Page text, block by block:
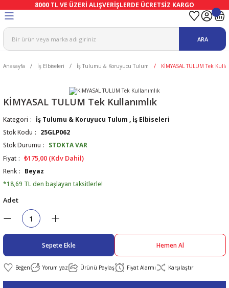
8000 TL VE ÜZERİ ALIŞVERİŞLERDE ÜCRETSİZ KARGO
Tulum
Eldivenler
Eldiven
Ve Vizör
Ekipmanları
ARA
Anasayfa İş Elbiseleri İş Tulumu & Koruyucu Tulum KİMYASAL TULUM Tek
KİMYASAL TULUM Tek Kullanımlık
Kategori İş Tulumu & Koruyucu Tulum
İş Elbiseleri
Stok Kodu
25GLP062
Stok Durumu
STOKTA VAR
Fiyat
₺175,00 (Kdv Dahil)
Renk
Beyaz
*18,69 TL den başlayan taksitlerle!
Adet
Sepete Ekle Hemen Al
Yorum yaz Ürünü Paylaş Fiyat Alarmı Karşılaştır